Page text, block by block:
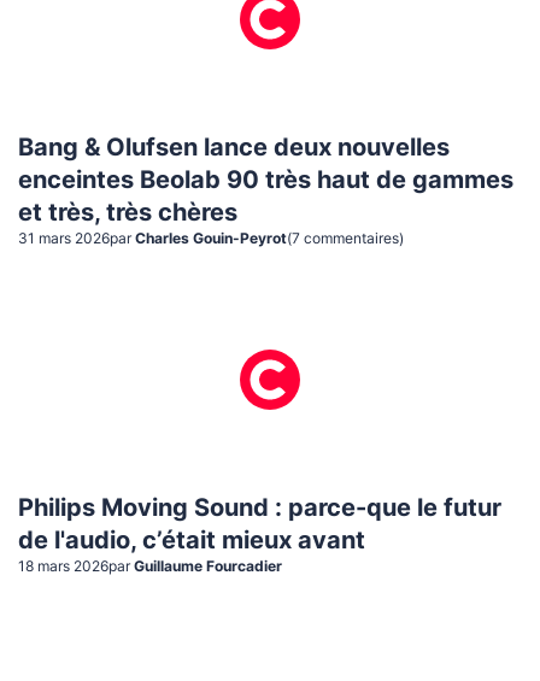
Bang & Olufsen lance deux nouvelles
enceintes Beolab 90 très haut de gammes
et très, très chères
31 mars 2026par Charles Gouin-Peyrot(7 commentaires)
Philips Moving Sound : parce-que le futur
de l'audio, c’était mieux avant
18 mars 2026par Guillaume Fourcadier